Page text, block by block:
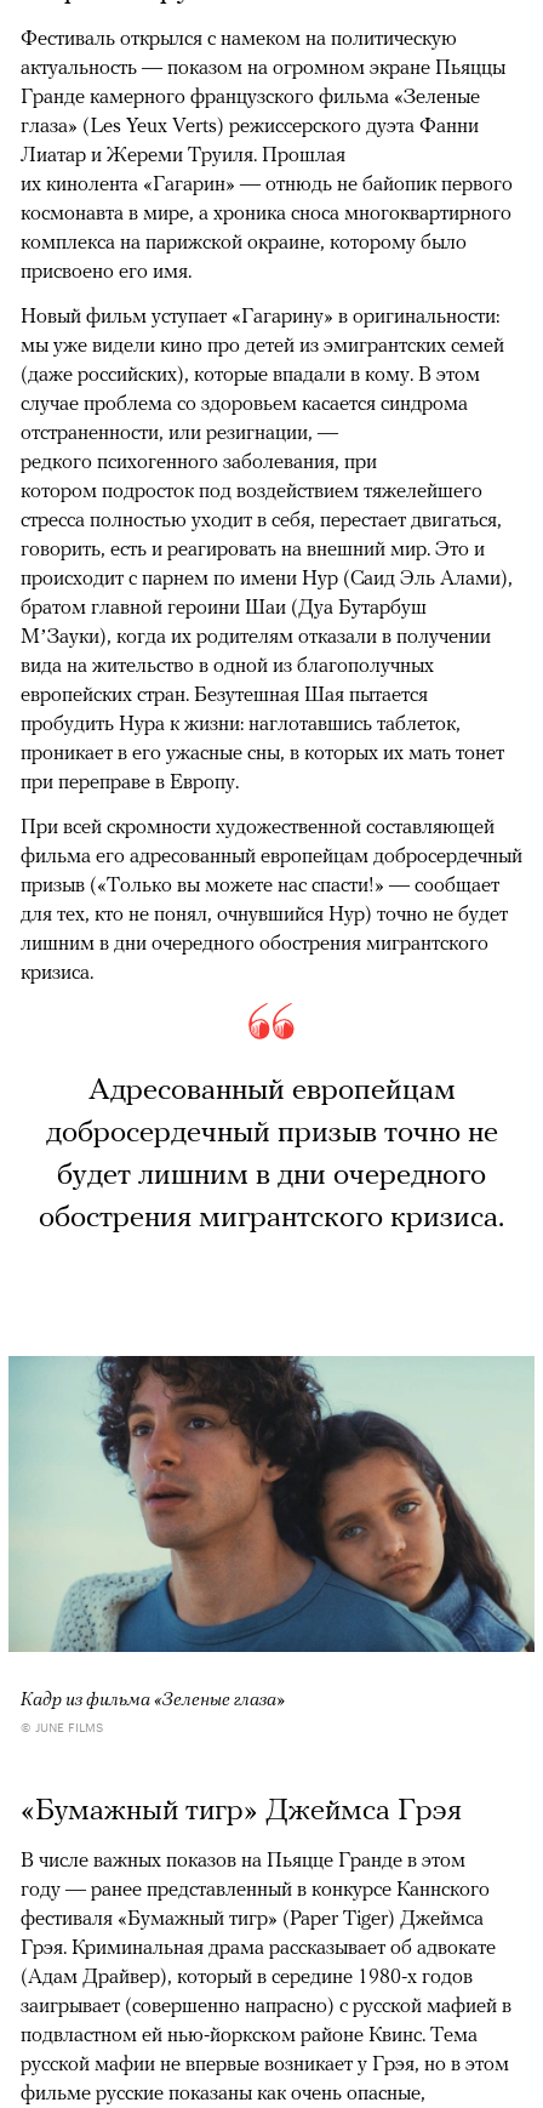
Фестиваль открылся с намеком на политическую
актуальность — показом на огромном экране Пьяццы
Гранде камерного французского фильма «Зеленые
глаза» (Les Yeux Verts) режиссерского дуэта Фанни
Лиатар и Жереми Труиля. Прошлая
их кинолента «Гагарин» — отнюдь не байопик первого
космонавта в мире, а хроника сноса многоквартирного
комплекса на парижской окраине, которому было
присвоено его имя.
Новый фильм уступает «Гагарину» в оригинальности:
мы уже видели кино про детей из эмигрантских семей
(даже российских), которые впадали в кому. В этом
случае проблема со здоровьем касается синдрома
отстраненности, или резигнации, —
редкого психогенного заболевания, при
котором подросток под воздействием тяжелейшего
стресса полностью уходит в себя, перестает двигаться,
говорить, есть и реагировать на внешний мир. Это и
происходит с парнем по имени Нур (Саид Эль Алами),
братом главной героини Шаи (Дуа Бутарбуш
М’Зауки), когда их родителям отказали в получении
вида на жительство в одной из благополучных
европейских стран. Безутешная Шая пытается
пробудить Нура к жизни: наглотавшись таблеток,
проникает в его ужасные сны, в которых их мать тонет
при переправе в Европу.
При всей скромности художественной составляющей
фильма его адресованный европейцам добросердечный
призыв («Только вы можете нас спасти!» — сообщает
для тех, кто не понял, очнувшийся Нур) точно не будет
лишним в дни очередного обострения мигрантского
кризиса.
Адресованный европейцам
добросердечный призыв точно не
будет лишним в дни очередного
обострения мигрантского кризиса.
Кадр из фильма «Зеленые глаза»
© JUNE FILMS
«Бумажный тигр» Джеймса Грэя
В числе важных показов на Пьяцце Гранде в этом
году — ранее представленный в конкурсе Каннского
фестиваля «Бумажный тигр» (Paper Tiger) Джеймса
Грэя. Криминальная драма рассказывает об адвокате
(Адам Драйвер), который в середине 1980-х годов
заигрывает (совершенно напрасно) с русской мафией в
подвластном ей нью-йоркском районе Квинс. Тема
русской мафии не впервые возникает у Грэя, но в этом
фильме русские показаны как очень опасные,